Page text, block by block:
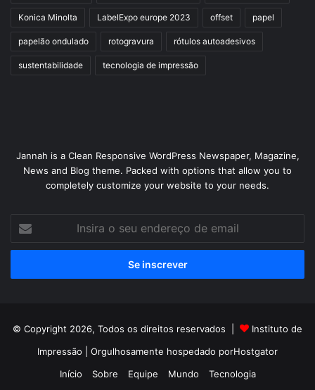
Konica Minolta LabelExpo europe 2023 offset papel
papelão ondulado rotogravura rótulos autoadesivos
sustentabilidade tecnologia de impressão
Jannah is a Clean Responsive WordPress Newspaper, Magazine,
News and Blog theme. Packed with options that allow you to
completely customize your website to your needs.
seu
de
© Copyright 2026, Todos os direitos reservados |
Instituto de
Impressão | Orgulhosamente hospedado porHostgator
Início
Sobre Equipe Mundo Tecnologia